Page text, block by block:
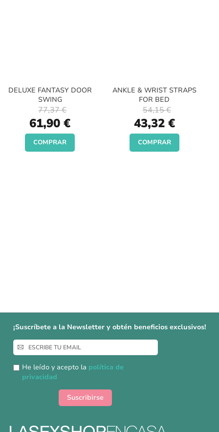
DELUXE FANTASY DOOR
SWING
Special
Price
61,90 €
77,37 €
COMPRAR
ANKLE & WRIST STRAPS
FOR BED
Special
Price
43,32 €
54,15 €
COMPRAR
¡Suscríbete a la Newsletter y obtén beneficios exclusivos!
Inscríbase
a
nuestro
boletín
He leído y acepto la política de
privacidad
Suscribirse